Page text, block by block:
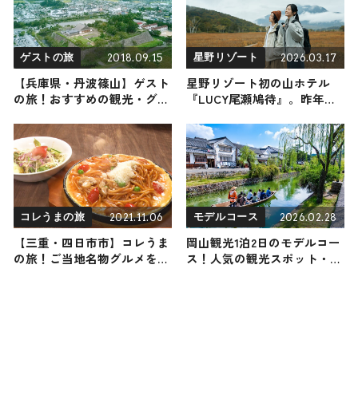
ゲストの旅 2018.09.15
【兵庫県・丹波篠山】ゲスト
の旅！おすすめの観光・グル
星野リゾート 2026.03.17
星野リゾート初の山ホテル
『LUCY尾瀬鳩待』。昨年は
の宿泊予約を販売中 / 群馬県
利根郡
コレうまの旅 2021.11.06
【三重・四日市市】コレうま
の旅！ご当地名物グルメをお
モデルコース 2026.02.28
岡山観光1泊2日のモデルコー
ス！人気の観光スポット・名